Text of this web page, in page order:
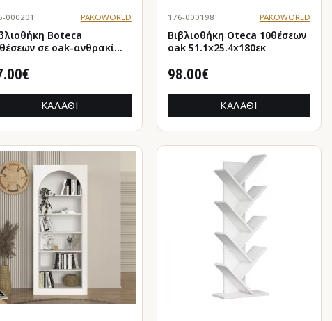
000201 PAKOWORLD
Boteca
σε oak-ανθρακί
ΚΑΛΆΘΙ
176-000198 PAKOWORLD
Βιβλιοθήκη Oteca 10θέσεων
oak 51.1x25.4x180εκ
98.00€
ΚΑΛΆΘΙ